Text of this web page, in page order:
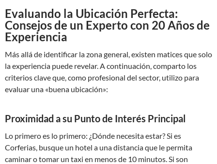
Evaluando la Ubicación Perfecta:
Consejos de un Experto con 20 Años de
Experiencia
Más allá de identificar la zona general, existen matices que solo
la experiencia puede revelar. A continuación, comparto los
criterios clave que, como profesional del sector, utilizo para
evaluar una «buena ubicación»:
Proximidad a su Punto de Interés Principal
Lo primero es lo primero: ¿Dónde necesita estar? Si es
Corferias, busque un hotel a una distancia que le permita
caminar o tomar un taxi en menos de 10 minutos. Si son